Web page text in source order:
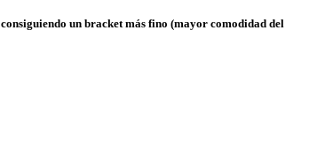
consiguiendo un bracket más fino (mayor comodidad del